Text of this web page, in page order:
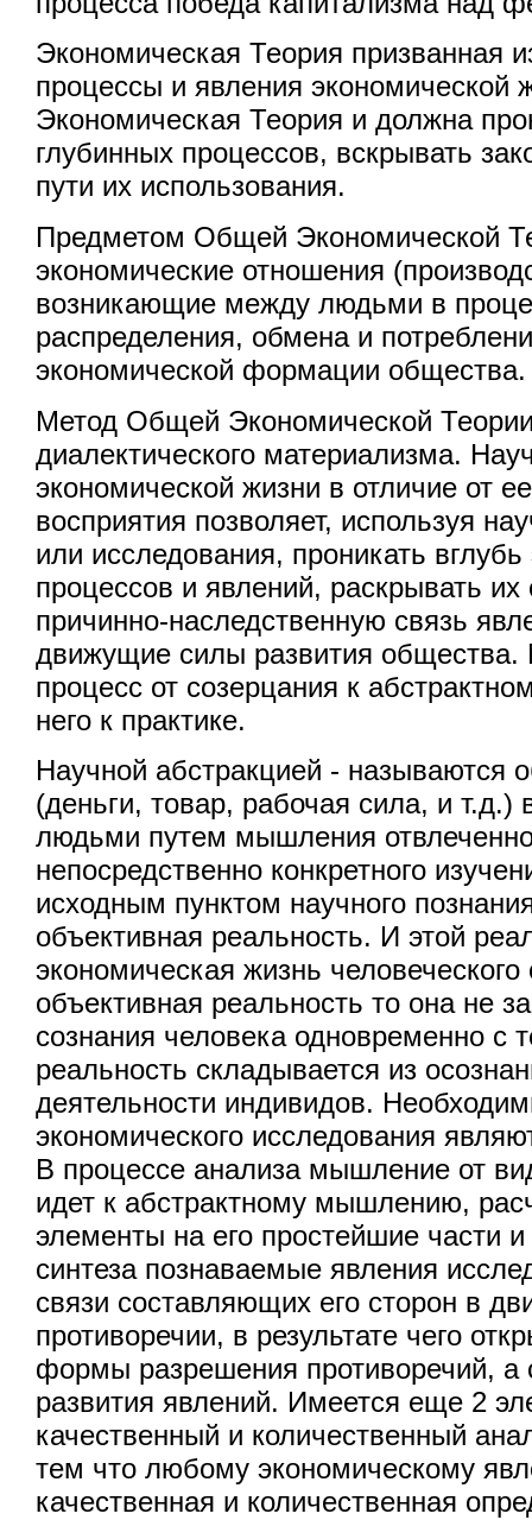
Экономическая Теория призванная
процессы и явления экономической
Экономическая Теория и должна
глубинных процессов, вскрывать
пути их использования.
Предметом Общей Экономической
экономические отношения
возникающие между людьми в
распределения, обмена и
экономической формации общества.
Метод Общей Экономической
диалектического материализма.
экономической жизни в отличие от
восприятия позволяет, используя
или исследования, проникать
процессов и явлений, раскрывать
причинно-наследственную связь
движущие силы развития общества.
процесс от созерцания к
него к практике.
Научной абстракцией - называются
(деньги, товар, рабочая сила, и т.д.)
людьми путем мышления
непосредственно конкретного
исходным пунктом научного
объективная реальность. И этой
экономическая жизнь
объективная реальность то она не
сознания человека одновременно с
реальность складывается из
деятельности индивидов.
экономического исследования
В процессе анализа мышление от
идет к абстрактному мышлению,
элементы на его простейшие части
синтеза познаваемые явления
связи составляющих его сторон в
противоречии, в результате чего
формы разрешения противоречий, а
развития явлений. Имеется еще 2
качественный и количественный
тем что любому экономическому
качественная и количественная